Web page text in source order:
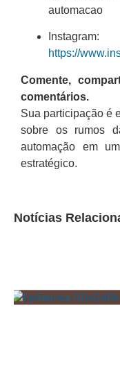
automacao
Instagram:
https://
Comente,
comentários.
Sua participação é
sobre os rumos
automação em
estratégico.
Notícias